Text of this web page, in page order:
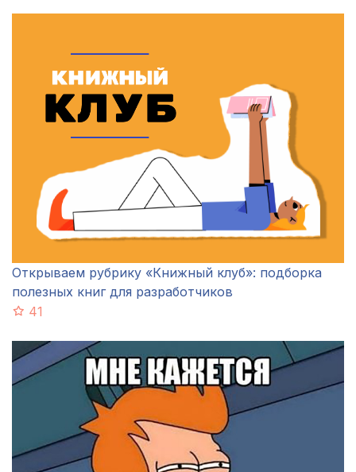
Открываем рубрику «Книжный клуб»: подборка
полезных книг для разработчиков
41